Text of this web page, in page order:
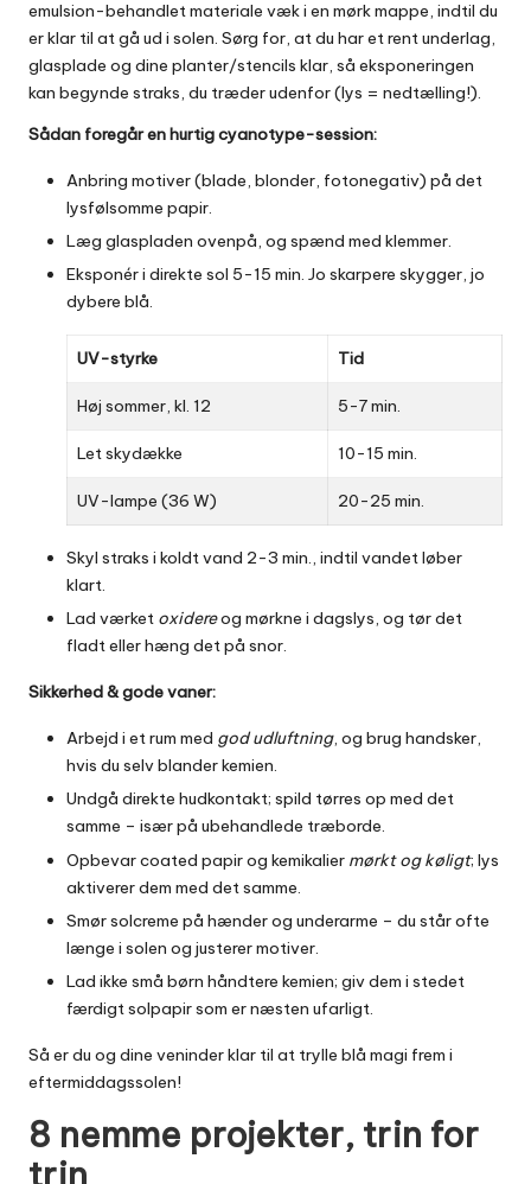
emulsion-behandlet materiale væk i en mørk mappe, indtil du
er klar til at gå ud i solen. Sørg for, at du har et rent underlag,
glasplade og dine planter/stencils klar, så eksponeringen
kan begynde straks, du træder udenfor (lys = nedtælling!).
Sådan foregår en hurtig cyanotype-session:
Anbring motiver (blade, blonder, fotonegativ) på det
lysfølsomme papir.
Læg glaspladen ovenpå, og spænd med klemmer.
Eksponér i direkte sol 5-15 min. Jo skarpere skygger, jo
dybere blå.
UV-styrke Tid
Høj sommer, kl. 12 5-7 min.
Let skydække 10-15 min.
UV-lampe (36 W) 20-25 min.
Skyl straks i koldt vand 2-3 min., indtil vandet løber
klart.
Lad værket oxidereog mørkne i dagslys, og tør det
fladt eller hæng det på snor.
Sikkerhed & gode vaner:
Arbejd i et rum med god udluftning, og brug handsker,
hvis du selv blander kemien.
Undgå direkte hudkontakt; spild tørres op med det
samme – især på ubehandlede træborde.
Opbevar coated papir og kemikalier mørkt og køligt; lys
aktiverer dem med det samme.
Smør solcreme på hænder og underarme – du står ofte
længe i solen og justerer motiver.
Lad ikke små børn håndtere kemien; giv dem i stedet
færdigt solpapir som er næsten ufarligt.
Så er du og dine veninder klar til at trylle blå magi frem i
eftermiddagssolen!
8 nemme projekter, trin for
trin